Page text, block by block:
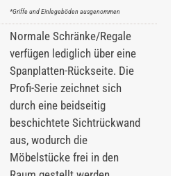
*Griffe und Einlegeböden ausgenommen
Normale Schränke/Regale
verfügen lediglich über eine
Spanplatten-Rückseite. Die
Profi-Serie zeichnet sich
durch eine beidseitig
beschichtete Sichtrückwand
aus, wodurch die
Möbelstücke frei in den